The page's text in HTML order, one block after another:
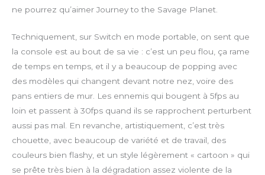
ne pourrez qu’aimer Journey to the Savage Planet.
Techniquement, sur Switch en mode portable, on sent que
la console est au bout de sa vie : c’est un peu flou, ça rame
de temps en temps, et il y a beaucoup de popping avec
des modèles qui changent devant notre nez, voire des
pans entiers de mur. Les ennemis qui bougent à 5fps au
loin et passent à 30fps quand ils se rapprochent perturbent
aussi pas mal. En revanche, artistiquement, c’est très
chouette, avec beaucoup de variété et de travail, des
couleurs bien flashy, et un style légèrement « cartoon » qui
se prête très bien à la dégradation assez violente de la